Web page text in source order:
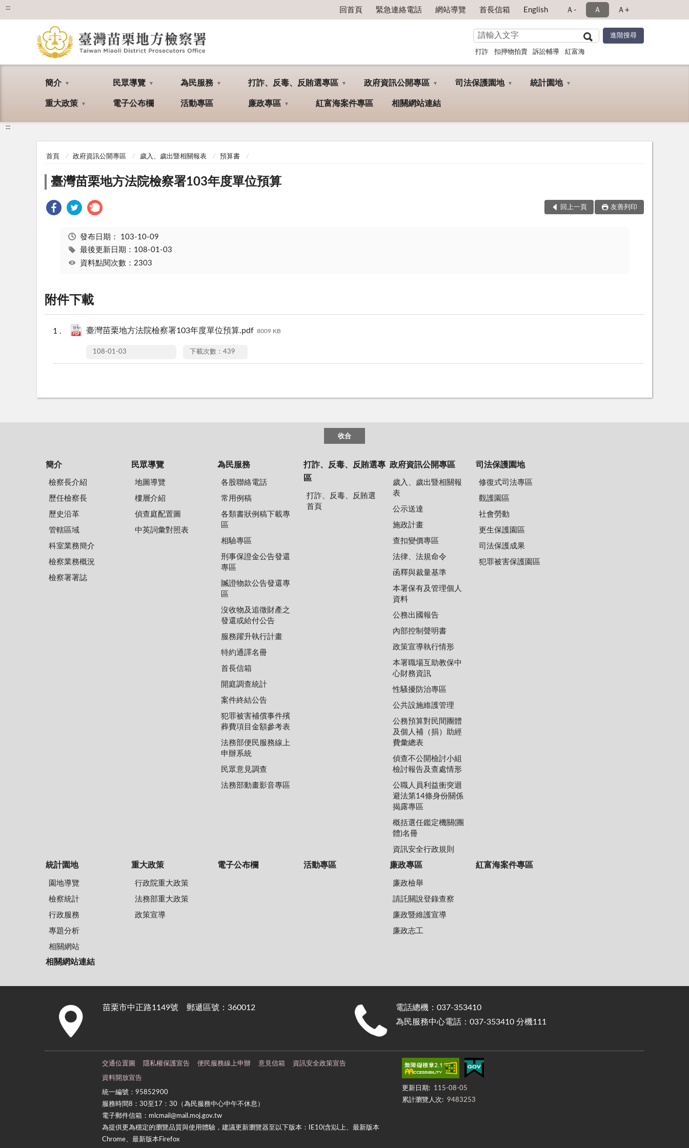
::: 回首頁 緊急連絡電話 網站導覽 首長信箱 English Ａ- Ａ Ａ+
打詐 扣押物拍賣 訴訟輔導 紅富海
簡介 民眾導覽 為民服務 打詐、反毒、反賄選專區 政府資訊公開專區 司法保護園地 統計園地
重大政策 電子公布欄 活動專區 廉政專區 紅富海案件專區 相關網站連結
:::
首頁 政府資訊公開專區 歲入、歲出暨相關報表 預算書
臺灣苗栗地方法院檢察署103年度單位預算
回上一頁 友善列印
發布日期： 103-10-09
最後更新日期：108-01-03
資料點閱次數：2303
附件下載
臺灣苗栗地方法院檢察署103年度單位預算.pdf 8009 KB
108-01-03 下載次數：439
收合
簡介
檢察長介紹
歷任檢察長
歷史沿革
管轄區域
科室業務簡介
檢察業務概況
檢察署署誌
民眾導覽
地圖導覽
樓層介紹
偵查庭配置圖
中英詞彙對照表
為民服務
各股聯絡電話
常用例稿
各類書狀例稿下載專
區
相驗專區
刑事保證金公告發還
專區
贓證物款公告發還專
區
沒收物及追徵財產之
發還或給付公告
服務躍升執行計畫
特約通譯名冊
首長信箱
開庭調查統計
案件終結公告
犯罪被害補償事件殯
葬費項目金額參考表
法務部便民服務線上
申辦系統
民眾意見調查
法務部動畫影音專區
打詐、反毒、反賄選專
區
打詐、反毒、反賄選
首頁
政府資訊公開專區
歲入、歲出暨相關報
表
公示送達
施政計畫
查扣變價專區
法律、法規命令
函釋與裁量基準
本署保有及管理個人
資料
公務出國報告
內部控制聲明書
政策宣導執行情形
本署職場互助教保中
心財務資訊
性騷擾防治專區
公共設施維護管理
公務預算對民間團體
及個人補（捐）助經
費彙總表
偵查不公開檢討小組
檢討報告及查處情形
公職人員利益衝突迴
避法第14條身份關係
揭露專區
概括選任鑑定機關(團
體)名冊
資訊安全行政規則
司法保護園地
修復式司法專區
觀護園區
社會勞動
更生保護園區
司法保護成果
犯罪被害保護園區
統計園地
園地導覽
檢察統計
行政服務
專題分析
相關網站
重大政策
行政院重大政策
法務部重大政策
政策宣導
電子公布欄 活動專區 廉政專區
廉政檢舉
請託關說登錄查察
廉政暨維護宣導
廉政志工
紅富海案件專區
相關網站連結
苗栗市中正路1149號 郵遞區號：360012
電話總機：037-353410
為民服務中心電話：037-353410 分機111
交通位置圖 隱私權保護宣告 便民服務線上申辦 意見信箱 資訊安全政策宣告
資料開放宣告
統一編號：95852900
服務時間8：30至17：30（為民服務中心中午不休息）
電子郵件信箱：mlcmail@mail.moj.gov.tw
為提供更為穩定的瀏覽品質與使用體驗，建議更新瀏覽器至以下版本：IE10(含)以上、最新版本
Chrome、最新版本Firefox
更新日期:
115-08-05
累計瀏覽人次: 9483253